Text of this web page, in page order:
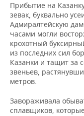
Прибытие на
зевак, буквально
Адмиралтейскую
часами могли
крохотный
из последних сил
Казанки и тащит за
звеньев,
метров.
Завораживала
сплавщиков,